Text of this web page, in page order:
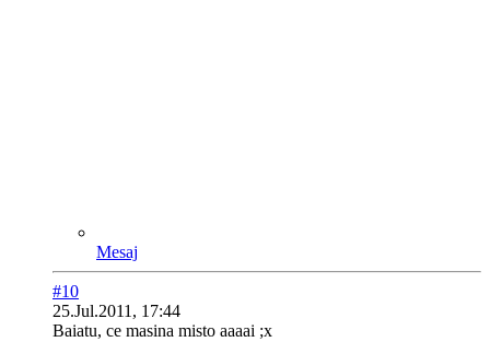
Mesaj
#10
25.Jul.2011, 17:44
Baiatu, ce masina misto aaaai ;x